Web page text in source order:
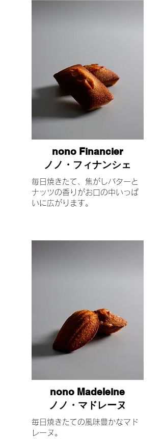
nono Financier
ノノ・フィナンシェ
毎日焼きたて、焦がしバターと
ナッツの香りがお口の中いっぱ
いに広がります。
nono Madeleine
ノノ・マドレーヌ
毎日焼きたての風味豊かなマド
レーヌ。